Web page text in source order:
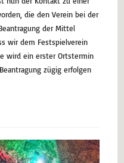
die den Verein bei der
der Mittel
wir dem Festspielverein
wird ein erster Ortstermin
zügig erfolgen